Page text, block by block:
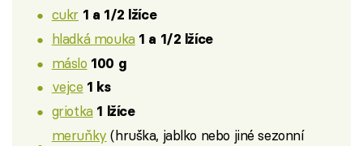
cukr 1 a 1/2 lžíce
hladká mouka 1 a 1/2 lžíce
máslo 100 g
vejce 1 ks
griotka 1 lžíce
meruňky (hruška, jablko nebo jiné sezonní